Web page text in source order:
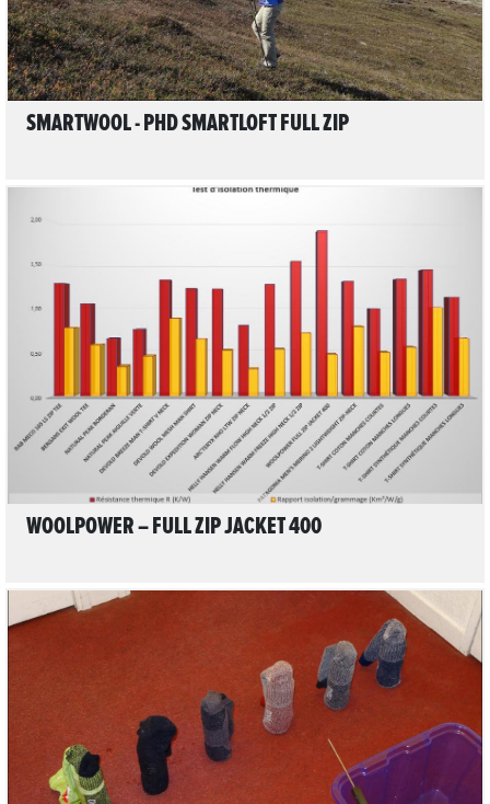
SMARTWOOL - PHD SMARTLOFT FULL ZIP
WOOLPOWER – FULL ZIP JACKET 400
33
LIRE L'ARTICLE